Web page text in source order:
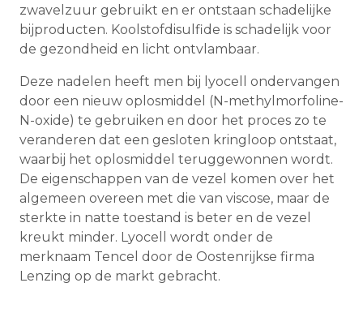
zwavelzuur gebruikt en er ontstaan schadelijke
bijproducten. Koolstofdisulfide is schadelijk voor
de gezondheid en licht ontvlambaar.
Deze nadelen heeft men bij lyocell ondervangen
door een nieuw oplosmiddel (N-methylmorfoline-
N-oxide) te gebruiken en door het proces zo te
veranderen dat een gesloten kringloop ontstaat,
waarbij het oplosmiddel teruggewonnen wordt.
De eigenschappen van de vezel komen over het
algemeen overeen met die van viscose, maar de
sterkte in natte toestand is beter en de vezel
kreukt minder. Lyocell wordt onder de
merknaam Tencel door de Oostenrijkse firma
Lenzing op de markt gebracht.